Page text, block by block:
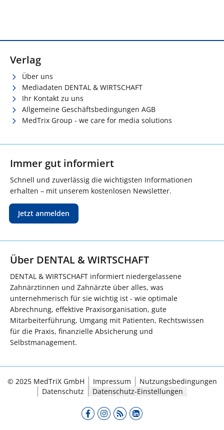
Verlag
Über uns
Mediadaten DENTAL & WIRTSCHAFT
Ihr Kontakt zu uns
Allgemeine Geschäftsbedingungen AGB
MedTrix Group - we care for media solutions
Immer gut informiert
Schnell und zuverlässig die wichtigsten Informationen
erhalten – mit unserem kostenlosen Newsletter.
Jetzt anmelden
Über DENTAL & WIRTSCHAFT
DENTAL & WIRTSCHAFT informiert niedergelassene
Zahnärztinnen und Zahnärzte über alles, was
unternehmerisch für sie wichtig ist - wie optimale
Abrechnung, effektive Praxisorganisation, gute
Mitarbeiterführung, Umgang mit Patienten, Rechtswissen
für die Praxis, finanzielle Absicherung und
Selbstmanagement.
© 2025 MedTriX GmbH Impressum
Nutzungsbedingungen
Datenschutz
Datenschutz-Einstellungen